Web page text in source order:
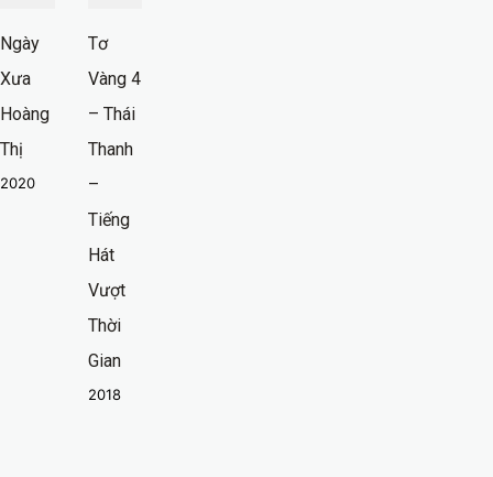
Ngày
Xưa
Hoàng
Thị
2020
Tơ
Vàng 4
– Thái
Thanh
–
Tiếng
Hát
Vượt
Thời
Gian
2018